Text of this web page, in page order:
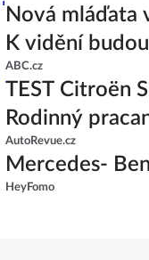
Nová mláďata
K vidění
ABC.cz
TEST Citroën
Rodinný
AutoRevue.cz
Mercedes-
HeyFomo